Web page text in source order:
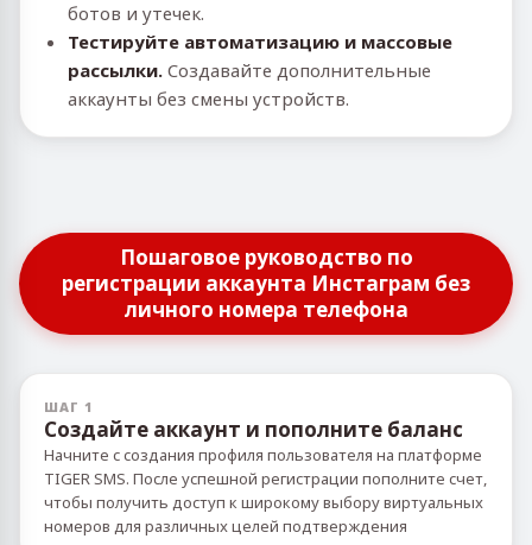
ботов и утечек.
Тестируйте автоматизацию и массовые
рассылки. Создавайте дополнительные
аккаунты без смены устройств.
Пошаговое руководство по
регистрации аккаунта Инстаграм без
личного номера телефона
ШАГ 1
Создайте аккаунт и пополните баланс
Начните с создания профиля пользователя на платформе
TIGER SMS. После успешной регистрации пополните счет,
чтобы получить доступ к широкому выбору виртуальных
номеров для различных целей подтверждения